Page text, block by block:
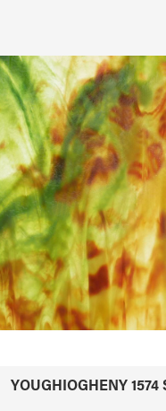
überspringen
YOUGHIOGHENY 1574